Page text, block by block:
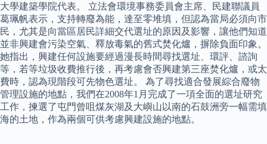
大學建築學院代表。 立法會環境事務委員會主席、民建聯議員
葛珮帆表示，支持轉廢為能，達至零堆填，但認為當局必須向市
民，尤其是向當區居民詳細交代選址的原因及影響，讓他們知道
並非興建會污染空氣、釋放毒氣的舊式焚化爐，摒除負面印象。
她指出，興建任何設施要經過漫長時間尋找選址、環評、諮詢
等，若等垃圾收費推行後，再考慮會否興建第三座焚化爐，或太
費時，認為現階段可先物色選址。 為了尋找適合發展綜合廢物
管理設施的地點，我們在2008年1月完成了一項全面的選址研究
工作，揀選了屯門曾咀煤灰湖及大嶼山以南的石鼓洲旁一幅需填
海的土地，作為兩個可供考慮興建設施的地點。